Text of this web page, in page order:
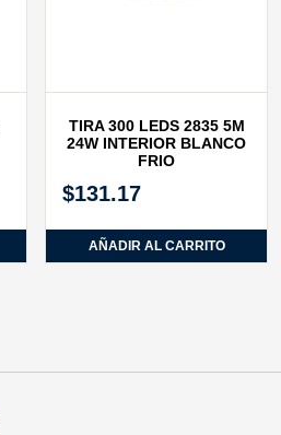
TIRA 300 LEDS 2835 5M
24W INTERIOR BLANCO
FRIO
$131.17
AÑADIR AL CARRITO